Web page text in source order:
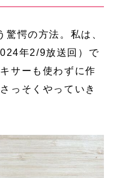
驚愕の方法。私は、
年2/9放送回）で
サーも使わずに作
っそくやっていき